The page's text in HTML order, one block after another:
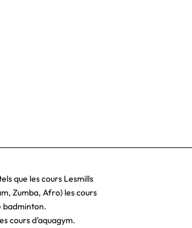
que les cours Lesmills
Zumba, Afro) les cours
badminton.
cours d’aquagym.